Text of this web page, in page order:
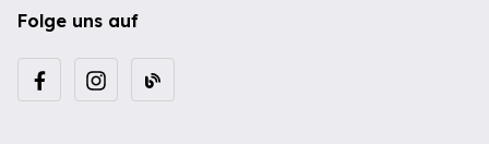
Folge uns auf